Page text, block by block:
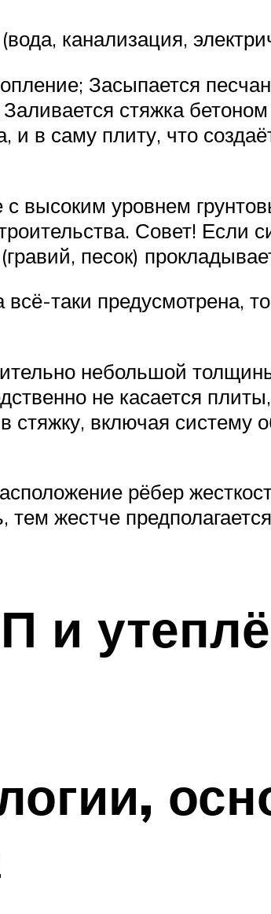
канализация,
Засыпается
стяжка
в саму плиту, что
высоким уровнем
Совет! Если
песок)
таки предусмотрена,
небольшой
не касается
включая систему
рёбер
жестче
и